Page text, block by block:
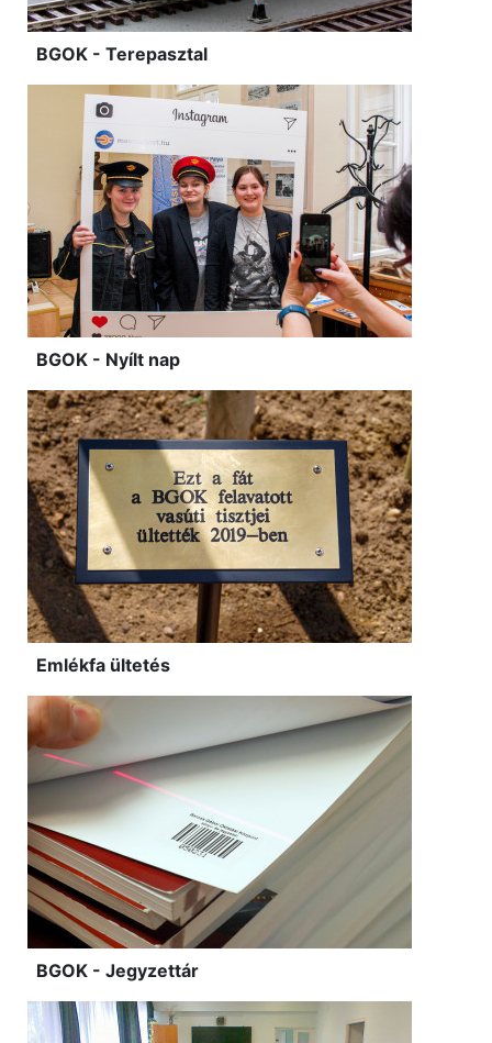
BGOK - Terepasztal
BGOK - Nyílt nap
Emlékfa ültetés
BGOK - Jegyzettár